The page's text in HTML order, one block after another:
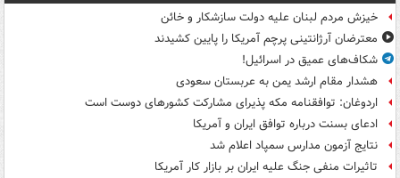
خیزش مردم لبنان علیه دولت سازشکار و خائن
معترضان آرژانتینی پرچم آمریکا را پایین کشیدند
شکاف‌های عمیق در اسرائیل!
هشدار مقام ارشد یمن به عربستان سعودی
اردوغان: توافقنامه مکه پذیرای مشارکت کشورهای دوست است
ادعای بسنت درباره توافق ایران و آمریکا
نتایج آزمون مدارس سمپاد اعلام شد
تاثیرات منفی جنگ علیه ایران بر بازار کار آمریکا